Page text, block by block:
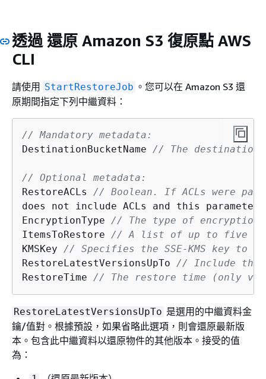
透過 還原 Amazon S3 復原點 AWS
CLI
請使用 StartRestoreJob 。您可以在 Amazon S3 還
原期間指定下列中繼資料：
// Mandatory metadata:
DestinationBucketName // The destination
// Optional metadata:
RestoreACLs // Boolean. If ACLs were
does not include ACLs and this
EncryptionType // The type of
ItemsToRestore // A list of up to five
KMSKey // Specifies the SSE-KMS key to
RestoreLatestVersionsUpTo // Include this
RestoreTime // The restore time (only
RestoreLatestVersionsUpTo 是選用的中繼資料金
鑰/值對。根據預設，如果省略此選項，則會還原最新版
本。包含此中繼資料以還原物件的其他版本。接受的值
為：